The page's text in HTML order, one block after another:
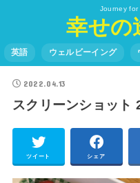
Journey for
幸せの
英語 ウェルビーイング
2022.04.13
スクリーンショッ
ツイート シェア